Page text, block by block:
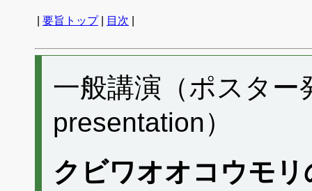
要旨トップ| 目次
一般講演（ポスタ
presentation）
クビワオオコウモ